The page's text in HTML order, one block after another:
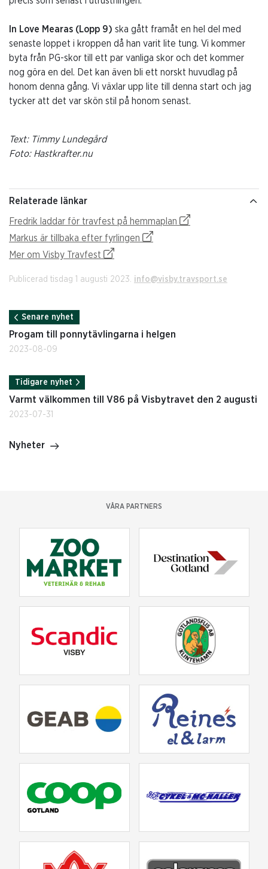
In Love Mearas (Lopp 9) ska gått framåt en hel del med
senaste loppet i kroppen då han varit lite tung. Vi kommer
byta från PG-skor till ett par vanliga skor och det kommer
nog göra en del. Det kan även bli ett norskt huvudlag på
honom denna gång. Vi växlar upp lite till denna start och jag
tycker att det var skön stil på honom senast.
Text: Timmy Lundegård
Foto: Hastkrafter.nu
Relaterade länkar
Fredrik laddar för travfest på hemmaplan
Markus är tillbaka efter fyrlingen
Mer om Visby Travfest
Publicerad tisdag 1 augusti 2023. info@visby.travsport.se
Senare nyhet
Progam till ponnytävlingarna i helgen
2023-08-09
Tidigare nyhet
Varmt välkommen till V86 på Visbytravet den 2 augusti
2023-07-31
Nyheter
VÅRA PARTNERS